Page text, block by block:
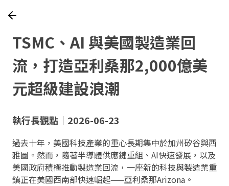
TSMC、AI 與美國製造業回
流，打造亞利桑那2,000億美
元超級建設浪潮
執行長觀點｜2026-06-23
過去十年，美國科技產業的重心長期集中於加州矽谷與西
雅圖。然而，隨著半導體供應鏈重組、AI快速發展，以及
美國政府積極推動製造業回流，一座新的科技與製造業重
鎮正在美國西南部快速崛起——亞利桑那Arizona。